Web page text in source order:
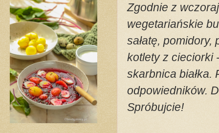
Zgodnie z
wegetariańskie
sałatę,
kotlety z cieciorki
skarbnica białka.
odpowiedników.
Spróbujcie!